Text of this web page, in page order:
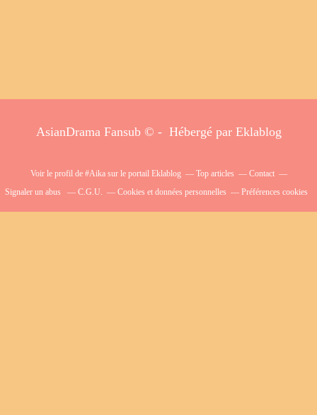
AsianDrama Fansub © - Hébergé par Eklablog
Voir le profil de #Aikasur le portail Eklablog Top articles
Contact
Signaler un abus
C.G.U. Cookies et données personnelles Préférences cookies